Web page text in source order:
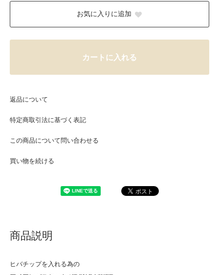
お気に入りに追加
カートに入れる
返品について
特定商取引法に基づく表記
この商品について問い合わせる
買い物を続ける
商品説明
ヒバチップを入れる為の